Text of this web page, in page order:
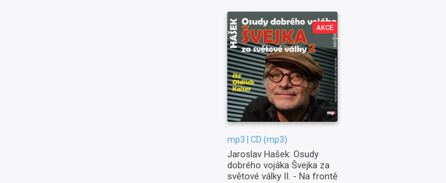
AKCE
mp3 | CD (mp3)
Jaroslav Hašek: Osudy
dobrého vojáka Švejka za
světové války II. - Na frontě